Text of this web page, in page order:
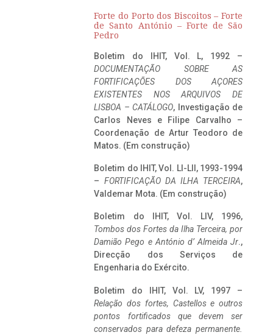
Forte do Porto dos Biscoitos – Forte
de Santo António – Forte de São
Pedro
Boletim do IHIT, Vol. L, 1992 –
DOCUMENTAÇÃO SOBRE AS
FORTIFICAÇÕES DOS AÇORES
EXISTENTES NOS ARQUIVOS DE
LISBOA – CATÁLOGO, Investigação de
Carlos Neves e Filipe Carvalho –
Coordenação de Artur Teodoro de
Matos. (Em construção)
Boletim do IHIT, Vol. LI-LII, 1993-1994
– FORTIFICAÇÃO DA ILHA TERCEIRA,
Valdemar Mota. (Em construção)
Boletim do IHIT, Vol. LIV, 1996,
Tombos dos Fortes da Ilha Terceira, por
Damião Pego e António d’ Almeida Jr.,
Direcção dos Serviços de
Engenharia do Exército.
Boletim do IHIT, Vol. LV, 1997 –
Relação dos fortes, Castellos e outros
pontos fortificados que devem ser
conservados para defeza permanente.